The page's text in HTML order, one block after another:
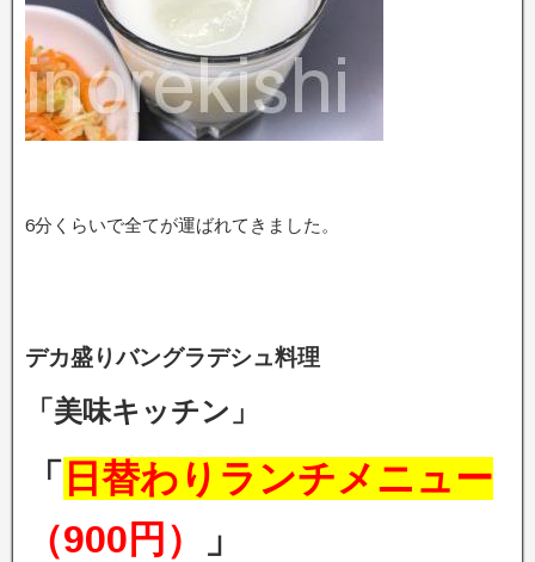
6分くらいで全てが運ばれてきました。
デカ盛りバングラデシュ料理
「美味キッチン」
「 日替わりランチメニュー
（900円）
」